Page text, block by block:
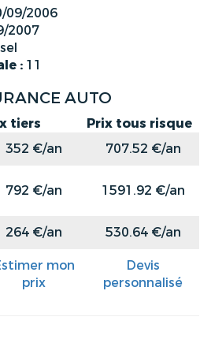
09/2006
2007
: 11
AUTO
tiers
Prix tous risque
352 €/an
707.52 €/an
792 €/an 1591.92 €/an
264 €/an 530.64 €/an
mon
prix
Devis
personnalisé